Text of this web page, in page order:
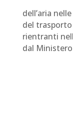
dell’aria
del
rientranti
dal